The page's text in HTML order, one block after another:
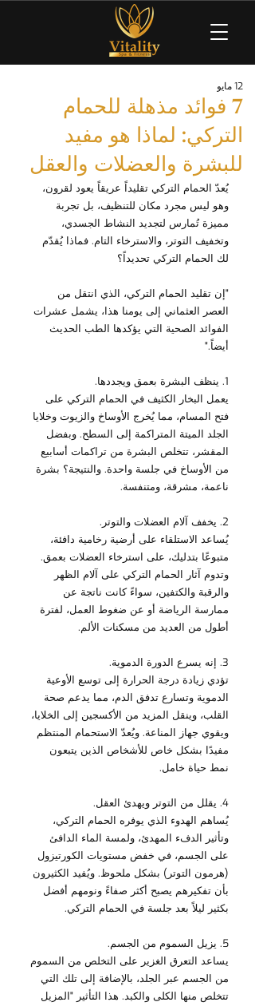
7 فوائد مذهلة للحمام
التركي: لماذا هو مفيد
للبشرة والعضلات والعقل
12 مايو
يُعدّ الحمام التركي تقليداً عريقاً يعود لقرون،
وهو ليس مجرد مكان للتنظيف، بل تجربة
مميزة تُمارس لتجديد النشاط الجسدي،
وتخفيف التوتر، والاسترخاء التام. فماذا يُقدّم
لك الحمام التركي تحديداً؟
"إن تقليد الحمام التركي، الذي انتقل من
العصر العثماني إلى يومنا هذا، يشمل عشرات
الفوائد الصحية التي يؤكدها الطب الحديث
أيضاً."
1. ينظف البشرة بعمق ويجددها.
يعمل البخار الكثيف في الحمام التركي على
فتح المسام، مما يُخرج الأوساخ والزيوت وخلايا
الجلد الميتة المتراكمة إلى السطح. وبفضل
المقشر، تتخلص البشرة من تراكمات أسابيع
من الأوساخ في جلسة واحدة. والنتيجة؟ بشرة
ناعمة، مشرقة، ومتنفسة.
2. يخفف آلام العضلات والتوتر.
يُساعد الاستلقاء على أرضية رخامية دافئة،
متبوعًا بتدليك، على استرخاء العضلات بعمق.
وتدوم آثار الحمام التركي على آلام الظهر
والرقبة والكتفين، سواءً كانت ناتجة عن
ممارسة الرياضة أو عن ضغوط العمل، لفترة
أطول من العديد من مسكنات الألم.
3. إنه يسرع الدورة الدموية.
تؤدي زيادة درجة الحرارة إلى توسع الأوعية
الدموية وتسارع تدفق الدم، مما يدعم صحة
القلب، وينقل المزيد من الأكسجين إلى الخلايا،
ويقوي جهاز المناعة. ويُعدّ الاستحمام المنتظم
مفيدًا بشكل خاص للأشخاص الذين يتبعون
نمط حياة خامل.
4. يقلل من التوتر ويهدئ العقل.
يُساهم الهدوء الذي يوفره الحمام التركي،
وتأثير الدفء المهدئ، ولمسة الماء الدافئ
على الجسم، في خفض مستويات الكورتيزول
(هرمون التوتر) بشكل ملحوظ. ويُفيد الكثيرون
بأن تفكيرهم يصبح أكثر صفاءً ونومهم أفضل
بكثير ليلاً بعد جلسة في الحمام التركي.
5. يزيل السموم من الجسم.
يساعد التعرق الغزير على التخلص من السموم
من الجسم عبر الجلد، بالإضافة إلى تلك التي
تتخلص منها الكلى والكبد. هذا التأثير "المزيل